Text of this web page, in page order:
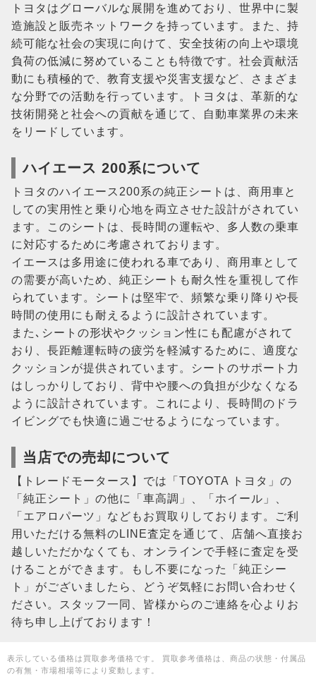
トヨタはグローバルな展開を進めており、世界中に製
造施設と販売ネットワークを持っています。また、持
続可能な社会の実現に向けて、安全技術の向上や環境
負荷の低減に努めていることも特徴です。社会貢献活
動にも積極的で、教育支援や災害支援など、さまざま
な分野での活動を行っています。トヨタは、革新的な
技術開発と社会への貢献を通じて、自動車業界の未来
をリードしています。
ハイエース 200系について
トヨタのハイエース200系の純正シートは、商用車と
しての実用性と乗り心地を両立させた設計がされてい
ます。このシートは、長時間の運転や、多人数の乗車
に対応するために考慮されております。
イエースは多用途に使われる車であり、商用車として
の需要が高いため、純正シートも耐久性を重視して作
られています。シートは堅牢で、頻繁な乗り降りや長
時間の使用にも耐えるように設計されています。
また､シートの形状やクッション性にも配慮がされて
おり、長距離運転時の疲労を軽減するために、適度な
クッションが提供されています。シートのサポート力
はしっかりしており、背中や腰への負担が少なくなる
ように設計されています。これにより、長時間のドラ
イビングでも快適に過ごせるようになっています。
当店での売却について
【トレードモータース】では「TOYOTA トヨタ」の
「純正シート」の他に「車高調」、「ホイール」、
「エアロパーツ」などもお買取りしております。ご利
用いただける無料のLINE査定を通じて、店舗へ直接お
越しいただかなくても、オンラインで手軽に査定を受
けることができます。もし不要になった「純正シー
ト」がございましたら、どうぞ気軽にお問い合わせく
ださい。スタッフ一同、皆様からのご連絡を心よりお
待ち申し上げております！
表示している価格は買取参考価格です。 買取参考価格は、商品の状態・付属品
の有無・市場相場等により変動します。